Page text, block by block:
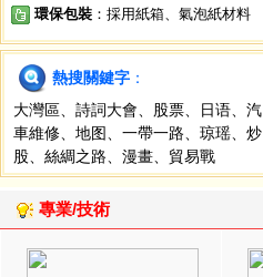
環保包裝 ：採用紙箱、氣泡紙材料
熱搜關鍵字 ：
大灣區
詩詞大會 股票 日语
汽
車維修
地图 一帶一路 琼瑶
炒
股
絲綢之路 漫畫 貿易戰
專業/技術